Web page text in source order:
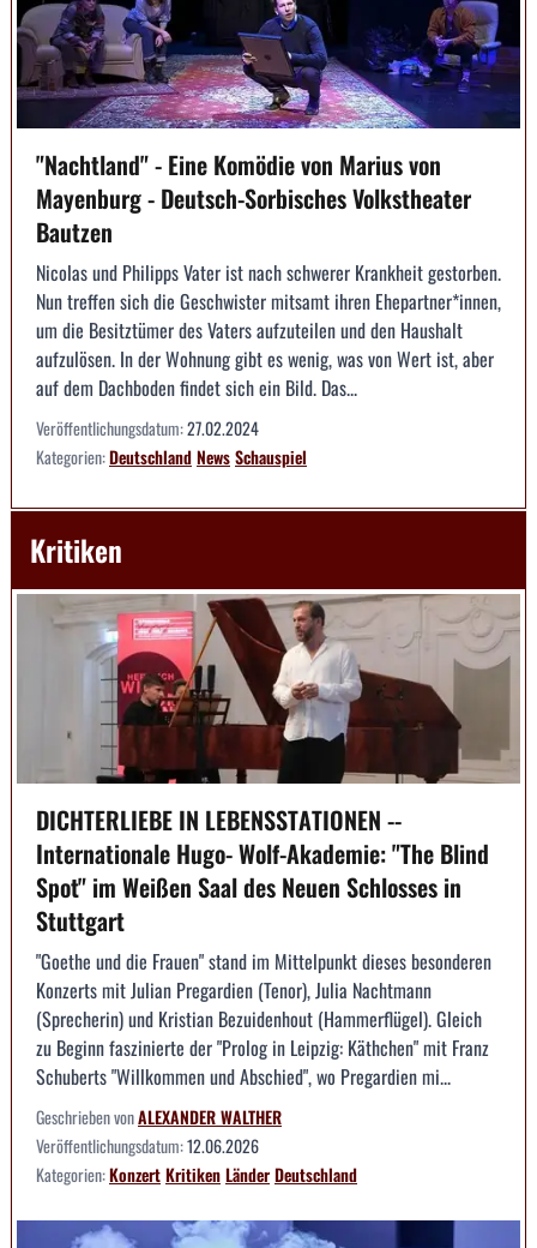
"Nachtland" - Eine Komödie von Marius von
Mayenburg - Deutsch-Sorbisches Volkstheater
Bautzen
Nicolas und Philipps Vater ist nach schwerer Krankheit gestorben.
Nun treffen sich die Geschwister mitsamt ihren Ehepartner*innen,
um die Besitztümer des Vaters aufzuteilen und den Haushalt
aufzulösen. In der Wohnung gibt es wenig, was von Wert ist, aber
auf dem Dachboden findet sich ein Bild. Das...
Veröffentlichungsdatum:27.02.2024
Kategorien:DeutschlandNewsSchauspiel
Kritiken
DICHTERLIEBE IN LEBENSSTATIONEN --
Internationale Hugo- Wolf-Akademie: "The Blind
Spot" im Weißen Saal des Neuen Schlosses in
Stuttgart
"Goethe und die Frauen" stand im Mittelpunkt dieses besonderen
Konzerts mit Julian Pregardien (Tenor), Julia Nachtmann
(Sprecherin) und Kristian Bezuidenhout (Hammerflügel). Gleich
zu Beginn faszinierte der "Prolog in Leipzig: Käthchen" mit Franz
Schuberts "Willkommen und Abschied", wo Pregardien mi...
Geschrieben vonALEXANDER WALTHER
Veröffentlichungsdatum:12.06.2026
Kategorien:KonzertKritikenLänderDeutschland